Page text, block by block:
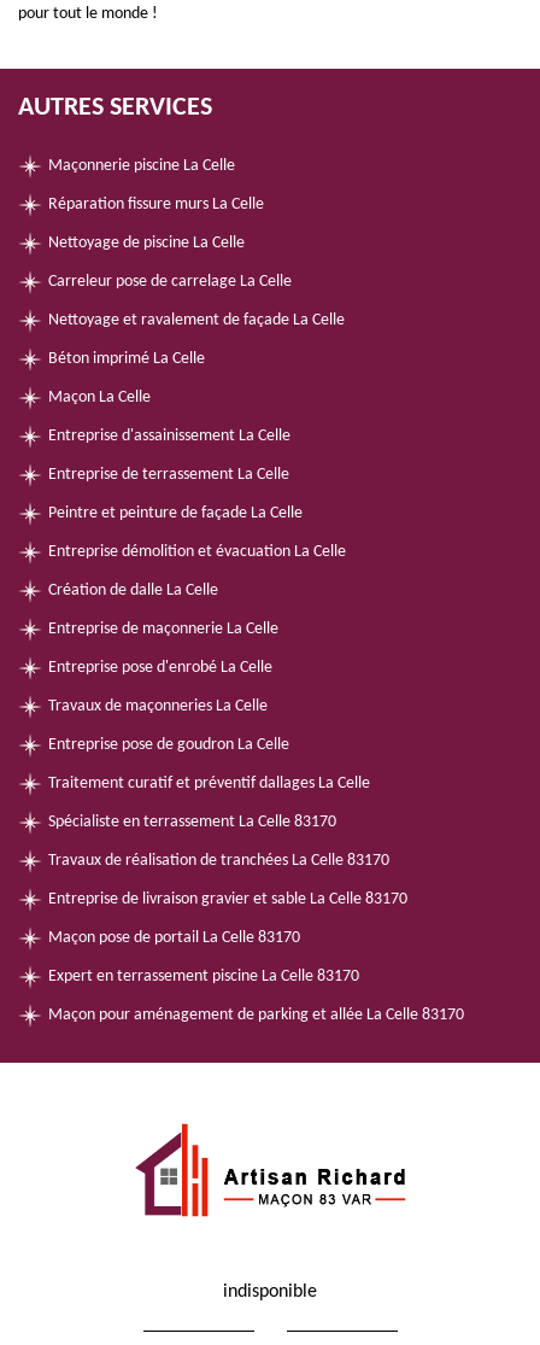
pour tout le monde !
AUTRES SERVICES
Maçonnerie piscine La Celle
Réparation fissure murs La Celle
Nettoyage de piscine La Celle
Carreleur pose de carrelage La Celle
Nettoyage et ravalement de façade La Celle
Béton imprimé La Celle
Maçon La Celle
Entreprise d'assainissement La Celle
Entreprise de terrassement La Celle
Peintre et peinture de façade La Celle
Entreprise démolition et évacuation La Celle
Création de dalle La Celle
Entreprise de maçonnerie La Celle
Entreprise pose d'enrobé La Celle
Travaux de maçonneries La Celle
Entreprise pose de goudron La Celle
Traitement curatif et préventif dallages La Celle
Spécialiste en terrassement La Celle 83170
Travaux de réalisation de tranchées La Celle 83170
Entreprise de livraison gravier et sable La Celle 83170
Maçon pose de portail La Celle 83170
Expert en terrassement piscine La Celle 83170
Maçon pour aménagement de parking et allée La Celle 83170
indisponible